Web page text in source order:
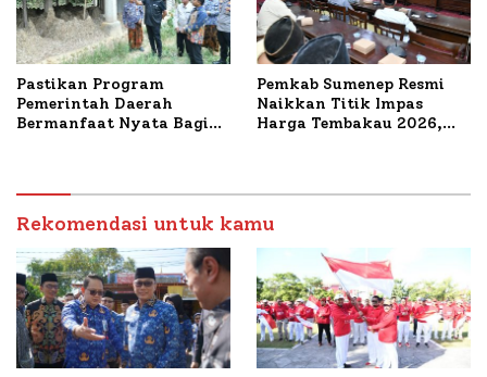
Pastikan Program
Pemerintah Daerah
Bermanfaat Nyata Bagi
Petelur di Desa Bataal
Timur
Pemkab Sumenep Resmi
Naikkan Titik Impas
Harga Tembakau 2026,
Rekomendasi untuk kamu